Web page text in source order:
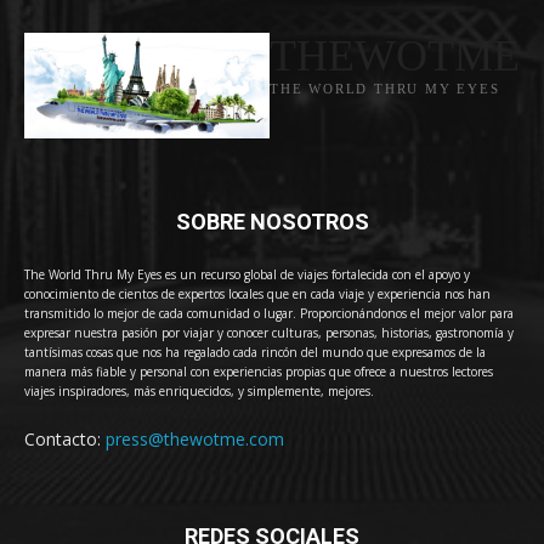
THE WORLD THRU MY EYES
SOBRE NOSOTROS
The World Thru My Eyes es un recurso global de viajes fortalecida con el apoyo y
conocimiento de cientos de expertos locales que en cada viaje y experiencia nos han
transmitido lo mejor de cada comunidad o lugar. Proporcionándonos el mejor valor para
expresar nuestra pasión por viajar y conocer culturas, personas, historias, gastronomía y
tantísimas cosas que nos ha regalado cada rincón del mundo que expresamos de la
manera más fiable y personal con experiencias propias que ofrece a nuestros lectores
viajes inspiradores, más enriquecidos, y simplemente, mejores.
Contacto: press@thewotme.com
REDES SOCIALES